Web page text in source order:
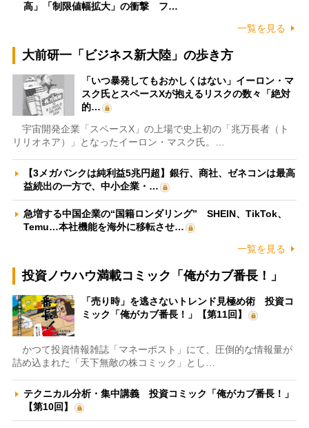
高」「制限値幅拡大」の衝撃 フ…
一覧を見る
大前研一「ビジネス新大陸」の歩き方
「いつ暴発してもおかしくはない」イーロン・マ
スク氏とスペースXが抱えるリスクの数々「絶対
的…
宇宙開発企業「スペースX」の上場で史上初の「兆万長者（ト
リリオネア）」となったイーロン・マスク氏。…
【3メガバンクは純利益5兆円超】銀行、商社、ゼネコンは最高
益続出の一方で、中小企業・…
急増する中国企業の“国籍ロンダリング” SHEIN、TikTok、
Temu…本社機能を海外に移転させ…
一覧を見る
投資ノウハウ満載コミック「俺がカブ番長！」
「売り時」を逃さないトレンド見極め術 投資コ
ミック「俺がカブ番長！」【第11回】
かつて投資情報雑誌「マネーポスト」にて、圧倒的な情報量が
詰め込まれた「天下無敵の株コミック」とし…
テクニカル分析・集中講義 投資コミック「俺がカブ番長！」
【第10回】